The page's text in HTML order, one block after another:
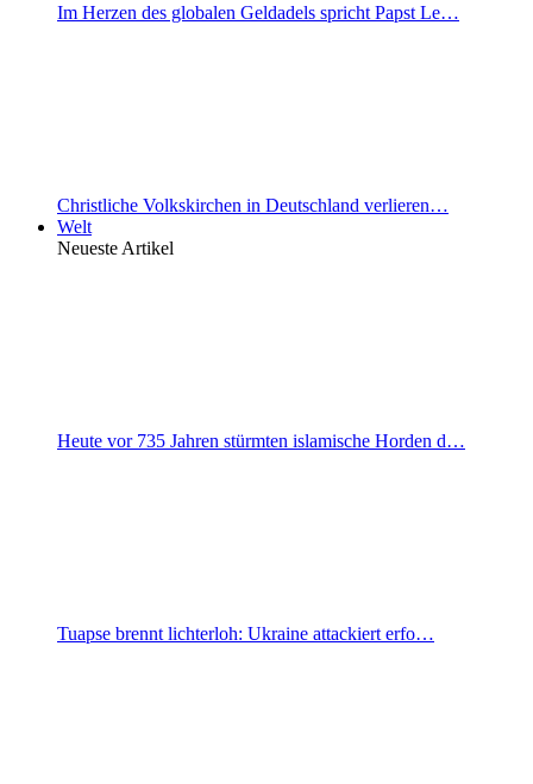
Im Herzen des globalen Geldadels spricht Papst Le…
Christliche Volkskirchen in Deutschland verlieren…
Welt
Neueste Artikel
Heute vor 735 Jahren stürmten islamische Horden d…
Tuapse brennt lichterloh: Ukraine attackiert erfo…